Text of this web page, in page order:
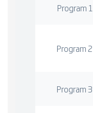
Program 1
Program 2
Program 3